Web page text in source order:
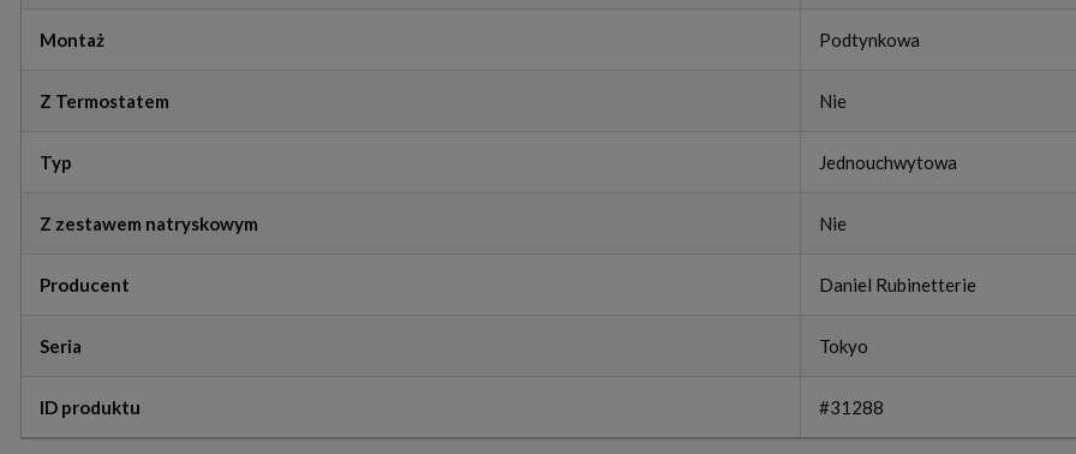
Montaż Podtynkowa
Z Termostatem Nie
Typ Jednouchwytowa
Z zestawem natryskowym Nie
Producent Daniel Rubinetterie
Seria Tokyo
ID produktu #31288